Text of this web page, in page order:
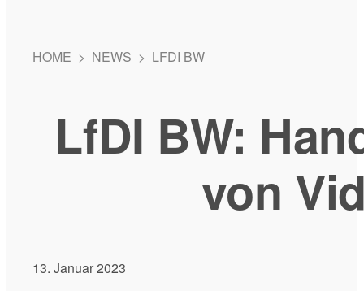
HOME > NEWS > LFDI BW
LfDI BW:
von
13. Januar 2023